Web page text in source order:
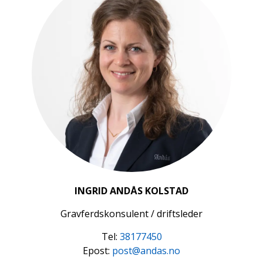
INGRID ANDÅS KOLSTAD
Gravferdskonsulent / driftsleder
Tel: 38177450
Epost: post@andas.no